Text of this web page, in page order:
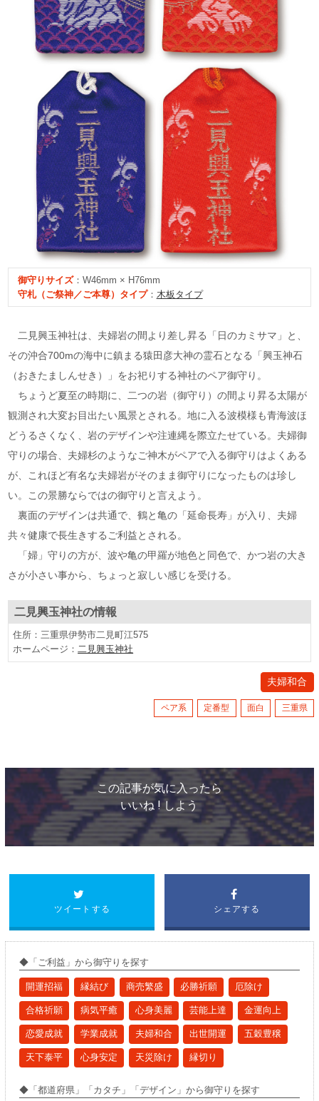
御守りサイズ：W46mm × H76mm
守札（ご祭神／ご本尊）タイプ： 木板タイプ
二見興玉神社は、夫婦岩の間より差し昇る「日のカミサマ」と、
その沖合700mの海中に鎮まる猿田彦大神の霊石となる「興玉神石
（おきたましんせき）」をお祀りする神社のペア御守り。
ちょうど夏至の時期に、二つの岩（御守り）の間より昇る太陽が
観測され大変お目出たい風景とされる。地に入る波模様も青海波ほ
どうるさくなく、岩のデザインや注連縄を際立たせている。夫婦御
守りの場合、夫婦杉のようなご神木がペアで入る御守りはよくある
が、これほど有名な夫婦岩がそのまま御守りになったものは珍し
い。この景勝ならではの御守りと言えよう。
裏面のデザインは共通で、鶴と亀の「延命長寿」が入り、夫婦
共々健康で長生きするご利益とされる。
「婦」守りの方が、波や亀の甲羅が地色と同色で、かつ岩の大き
さが小さい事から、ちょっと寂しい感じを受ける。
二見興玉神社の情報
住所：三重県伊勢市二見町江575
ホームページ：二見興玉神社
夫婦和合
三重県
面白
定番型
ペア系
この記事が気に入ったら
いいね ! しよう
ツイートする シェアする
◆「 ご利益 」から御守り を探す
開運招福 縁結び 商売繁盛 必勝祈願 厄除け
合格祈願 病気平癒 心身美麗 芸能上達 金運向上
恋愛成就 学業成就 夫婦和合 出世開運 五穀豊穣
天下泰平 心身安定 天災除け 縁切り
◆「都道府県」「カタチ」「デザイン」から御守り を探す